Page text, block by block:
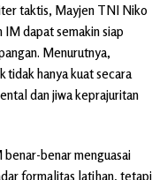
taktis, Mayjen TNI Niko
dapat semakin siap
Menurutnya,
tidak hanya kuat secara
dan jiwa keprajuritan
benar menguasai
formalitas latihan, tetapi